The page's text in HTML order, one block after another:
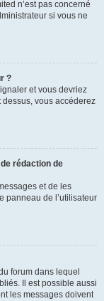
n’est pas concerné
si vous ne
?
et vous devriez
vous accéderez
rédaction de
et de les
panneau de l’utilisateur
forum dans lequel
Il est possible aussi
les messages doivent